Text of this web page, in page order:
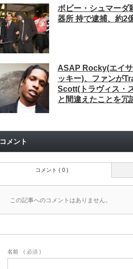
ボビー・シュマーダ
器所 持で逮捕、約2
ASAP Rocky(エイ
ッキー)、ファンが
Scott(トラヴィス・
と間違えたことを冗
コメント
コメント ( 0 )
この記事へのコメントはありません。
名前 ( 必須 )